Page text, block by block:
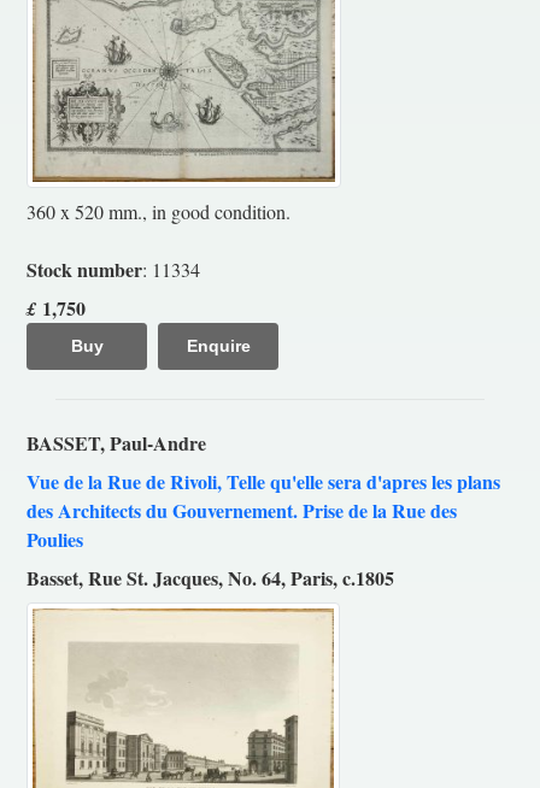
360 x 520 mm., in good condition.
Stock number: 11334
£ 1,750
Buy Enquire
BASSET, Paul-Andre
Vue de la Rue de Rivoli, Telle qu'elle sera d'apres les plans
des Architects du Gouvernement. Prise de la Rue des
Poulies
Basset, Rue St. Jacques, No. 64, Paris, c.1805